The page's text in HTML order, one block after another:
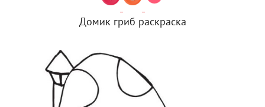
Домик гриб раскраска